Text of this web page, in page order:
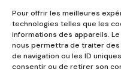
Pour offrir les meilleures
technologies telles que les
informations des appareils.
nous permettra de traiter
de navigation ou les ID
consentir ou de retirer son